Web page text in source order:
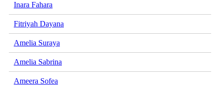
Inara Fahara
Fitriyah Dayana
Amelia Suraya
Amelia Sabrina
Ameera Sofea